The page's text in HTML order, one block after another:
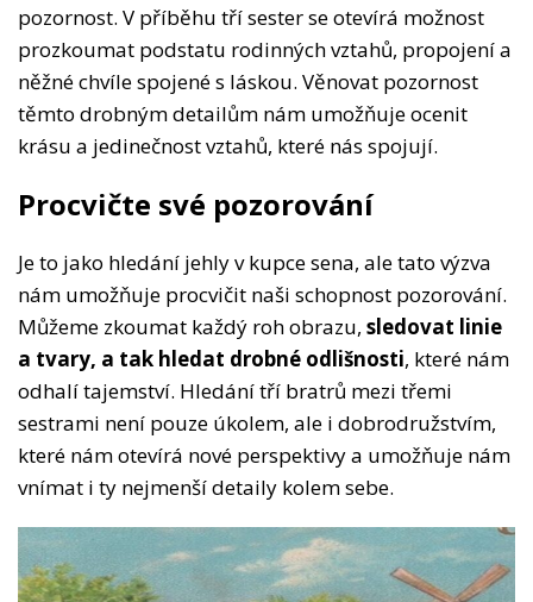
pozornost. V příběhu tří sester se otevírá možnost
prozkoumat podstatu rodinných vztahů, propojení a
něžné chvíle spojené s láskou. Věnovat pozornost
těmto drobným detailům nám umožňuje ocenit
krásu a jedinečnost vztahů, které nás spojují.
Procvičte své pozorování
Je to jako hledání jehly v kupce sena, ale tato výzva
nám umožňuje procvičit naši schopnost pozorování.
Můžeme zkoumat každý roh obrazu, sledovat linie
a tvary, a tak hledat drobné odlišnosti, které nám
odhalí tajemství. Hledání tří bratrů mezi třemi
sestrami není pouze úkolem, ale i dobrodružstvím,
které nám otevírá nové perspektivy a umožňuje nám
vnímat i ty nejmenší detaily kolem sebe.